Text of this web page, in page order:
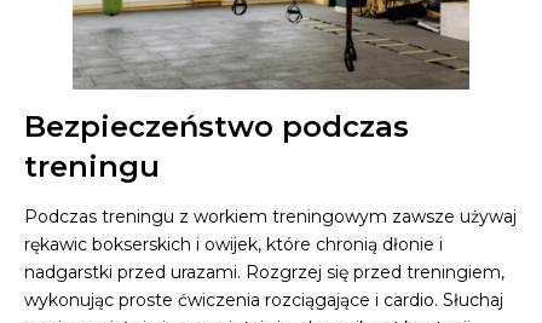
Bezpieczeństwo podczas
treningu
Podczas treningu z workiem treningowym zawsze używaj
rękawic bokserskich i owijek, które chronią dłonie i
nadgarstki przed urazami. Rozgrzej się przed treningiem,
wykonując proste ćwiczenia rozciągające i cardio. Słuchaj